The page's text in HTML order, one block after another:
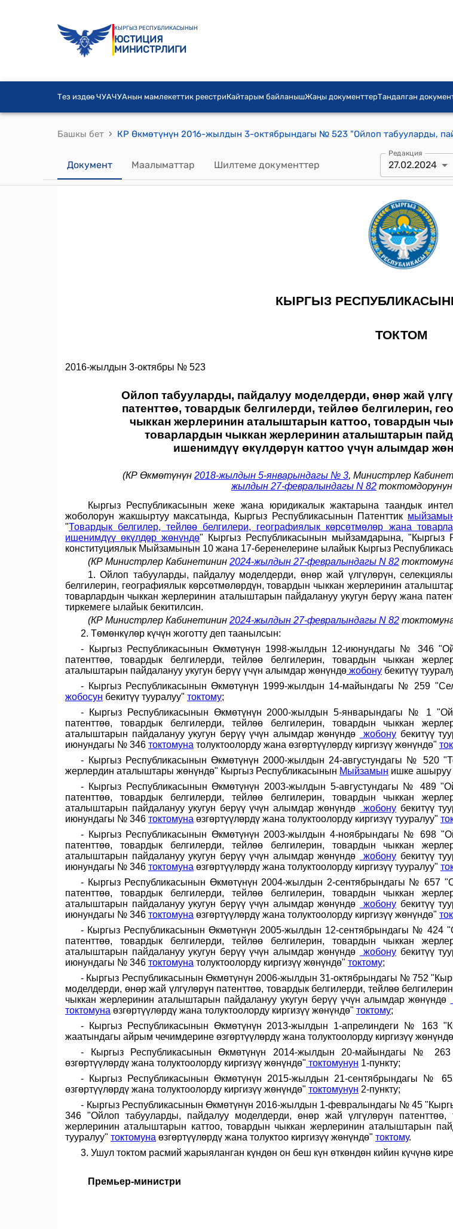
КЫРГЫЗ РЕСПУБЛИКАСЫНЫН
ЮСТИЦИЯ
МИНИСТРЛИГИ
Тез издөө ЧУАЧУАнын мамлекеттик реестриКайтарым байланышЖаңы документтерТандалган
Башкы бет ›
Документ Маалыматтар Шилтеме документтер
Редакция
27.02.2024